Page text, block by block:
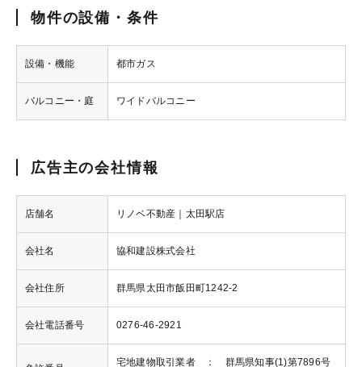
物件の設備・条件
設備・機能 都市ガス
バルコニー・庭 ワイドバルコニー
広告主の会社情報
店舗名 リノベ不動産｜太田駅店
会社名 協和建設株式会社
会社住所 群馬県太田市飯田町1242-2
会社電話番号 0276-46-2921
宅地建物取引業者 ： 群馬県知事(1)第7896号